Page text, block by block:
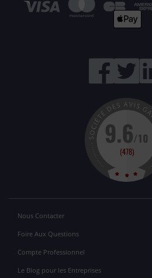
Nous Contacter
Foire Aux Questions
Compte Professionnel
Le Blog pour les Entreprises